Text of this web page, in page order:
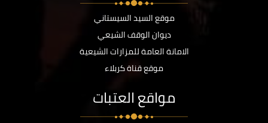
موقع السيد السيستاني
ديوان الوقف الشيعي
الامانة العامة للمزارات الشيعية
موقع قناة كربلاء
مواقع العتبات